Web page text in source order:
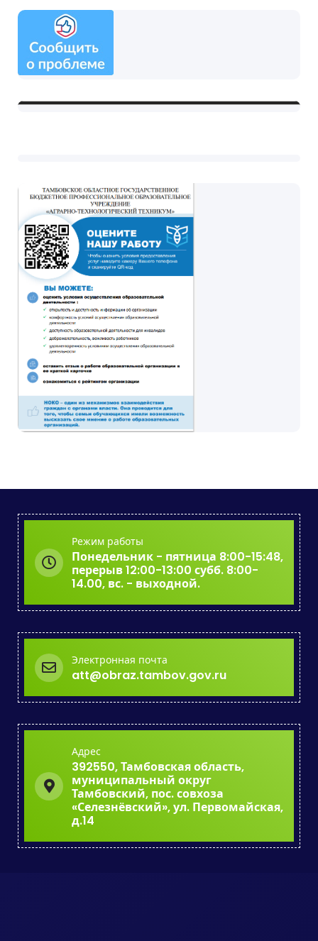
Режим работы
Понедельник - пятница 8:00-15:48,
перерыв 12:00-13:00 субб. 8:00-
14.00, вс. - выходной.
Электронная почта
att@obraz.tambov.gov.ru
Адрес
392550, Тамбовская область,
муниципальный округ
Тамбовский, пос. совхоза
«Селезнёвский», ул. Первомайская,
д.14